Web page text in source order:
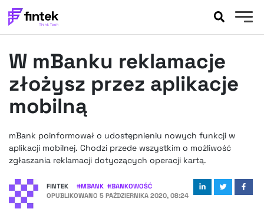
BANKOWOŚĆ
EVENTY
FELIETONY
WYWIADY
PODCASTY
FINTEKEXTRA
OKIEM EKSPERTA
W mBanku reklamacje
złożysz przez aplikacje
mobilną
mBank poinformował o udostępnieniu nowych funkcji w
aplikacji mobilnej. Chodzi przede wszystkim o możliwość
zgłaszania reklamacji dotyczących operacji kartą.
FINTEK #MBANK #BANKOWOŚĆ
OPUBLIKOWANO 5 PAŹDZIERNIKA 2020, 08:24